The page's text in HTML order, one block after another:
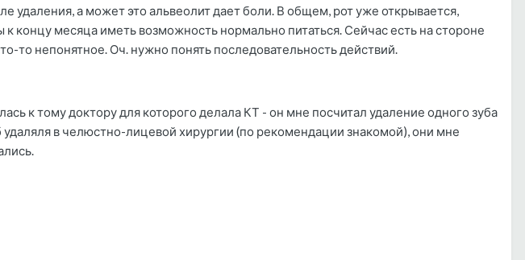
удаления, а может это альвеолит дает боли. В общем, рот уже открывается,
концу месяца иметь возможность нормально питаться. Сейчас есть на стороне
то непонятное. Оч. нужно понять последовательность действий.
к тому доктору для которого делала КТ - он мне посчитал удаление одного зуба
удаляля в челюстно-лицевой хирургии (по рекомендации знакомой), они мне